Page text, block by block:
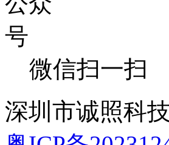
微信扫一扫
深圳市诚照科